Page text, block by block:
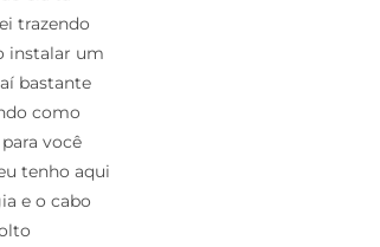
trazendo
instalar um
bastante
como
você
tenho aqui
e o cabo